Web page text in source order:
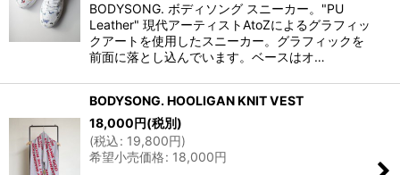
BODYSONG. ボディソング スニーカー。"PU
Leather" 現代アーティストAtoZによるグラフィッ
クアートを使用したスニーカー。グラフィックを
前面に落とし込んでいます。ベースはオ…
BODYSONG. HOOLIGAN KNIT VEST
18,000円(税別)
(税込: 19,800円)
希望小売価格: 18,000円